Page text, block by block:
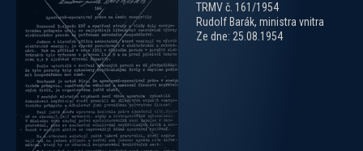
TRMV č. 161/1954
Rudolf Barák, ministra vnitra
Ze dne: 25.08.1954
zobrazit PDF dokument